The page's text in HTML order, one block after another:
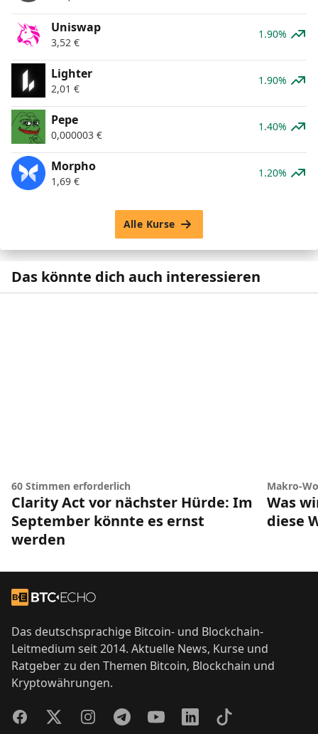
Uniswap
3,52 €
1.90%
Lighter
2,01 €
1.90%
Pepe
0,000003 €
1.40%
Morpho
1,69 €
1.20%
Alle Kurse
Das könnte dich auch interessieren
60 Stimmen erforderlich
Clarity Act vor nächster Hürde: Im
September könnte es ernst
werden
Makro-
Was
diese
Zur Startseite
Das deutschsprachige Bitcoin- und Blockchain-
Leitmedium seit 2014. Aktuelle News, Kurse und
Ratgeber zu den Themen Bitcoin, Blockchain und
Kryptowährungen.
FacebookTwitterInstagramTelegramYouTubeLinkedInTikTok